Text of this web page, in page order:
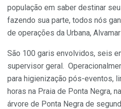
população em saber destinar
fazendo sua parte, todos nós
de operações da Urbana,
São 100 garis envolvidos, seis
supervisor geral.
para higienização pós-eventos,
horas na Praia de Ponta Negra,
árvore de Ponta Negra de